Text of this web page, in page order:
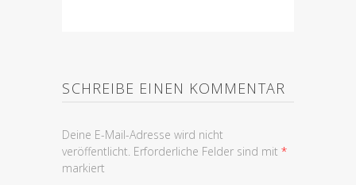
SCHREIBE EINEN KOMMENTAR
Deine E-Mail-Adresse wird nicht
veröffentlicht. Erforderliche Felder sind mit*
markiert